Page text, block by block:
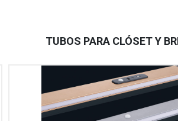
TUBOS PARA CLÓSET Y